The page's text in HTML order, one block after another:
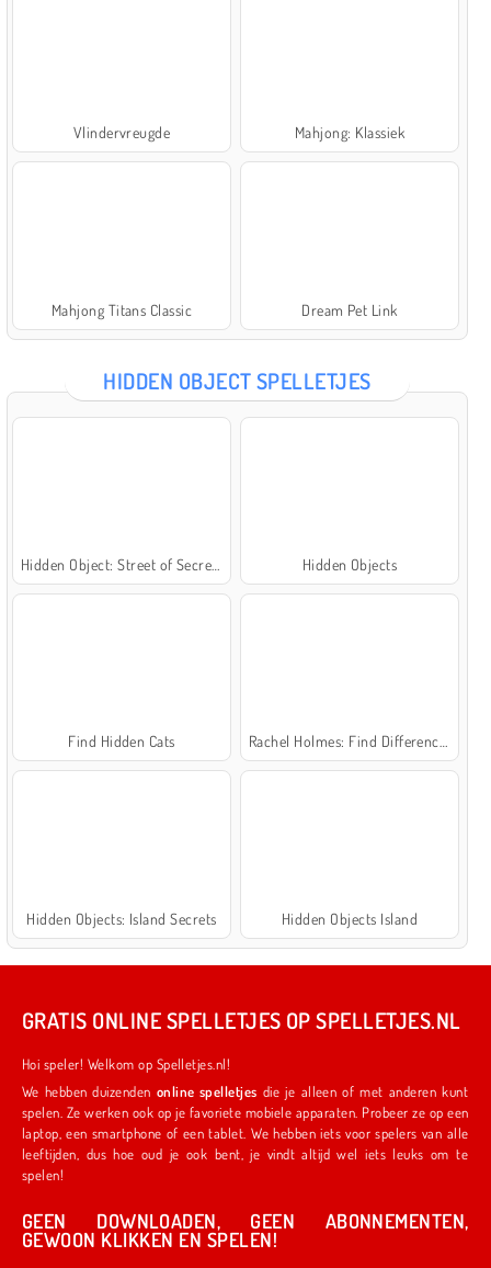
Vlindervreugde Mahjong: Klassiek
Mahjong Titans Classic Dream Pet Link
HIDDEN OBJECT SPELLETJES
Hidden Objects
Find Hidden Cats
Hidden Objects: Island Secrets Hidden Objects Island
GRATIS ONLINE SPELLETJES OP SPELLETJES.NL
Hoi speler! Welkom op Spelletjes.nl!
We hebben duizenden online spelletjes die je alleen of met anderen kunt
spelen. Ze werken ook op je favoriete mobiele apparaten. Probeer ze op een
laptop, een smartphone of een tablet. We hebben iets voor spelers van alle
leeftijden, dus hoe oud je ook bent, je vindt altijd wel iets leuks om te
spelen!
GEEN DOWNLOADEN, GEEN ABONNEMENTEN,
GEWOON KLIKKEN EN SPELEN!